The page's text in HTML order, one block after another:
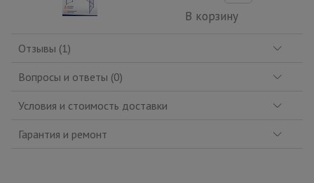
В корзину
Отзывы (1)
Вопросы и ответы (0)
Условия и стоимость доставки
Гарантия и ремонт